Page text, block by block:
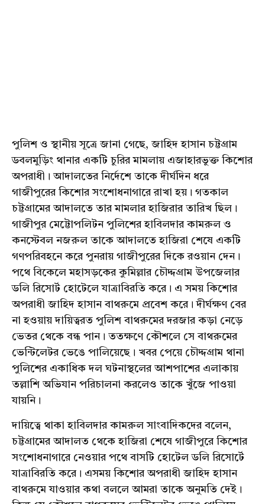
পুলিশ ও স্থানীয় সূত্রে জানা গেছে, জাহিদ হাসান চট্টগ্রাম
ডবলমুড়িং থানার একটি চুরির মামলায় এজাহারভুক্ত কিশোর
অপরাধী। আদালতের নির্দেশে তাকে দীর্ঘদিন ধরে
গাজীপুরের কিশোর সংশোধনাগারে রাখা হয়। গতকাল
চট্টগ্রামের আদালতে তার মামলার হাজিরার তারিখ ছিল।
গাজীপুর মেট্টোপলিটন পুলিশের হাবিলদার কামরুল ও
কনস্টেবল নজরুল তাকে আদালতে হাজিরা শেষে একটি
গণপরিবহনে করে পুনরায় গাজীপুরের দিকে রওয়ান দেন।
পথে বিকেলে মহাসড়কের কুমিল্লার চৌদ্দগ্রাম উপজেলার
ডলি রিসোর্ট হোটেলে যাত্রাবিরতি করে। এ সময় কিশোর
অপরাধী জাহিদ হাসান বাথরুমে প্রবেশ করে। দীর্ঘক্ষণ বের
না হওয়ায় দায়িত্বরত পুলিশ বাথরুমের দরজার কড়া নেড়ে
ভেতর থেকে বন্ধ পান। ততক্ষণে কৌশলে সে বাথরুমের
ভেন্টিলেটর ভেঙে পালিয়েছে। খবর পেয়ে চৌদ্দগ্রাম থানা
পুলিশের একাধিক দল ঘটনাস্থলের আশপাশের এলাকায়
তল্লাশি অভিযান পরিচালনা করলেও তাকে খুঁজে পাওয়া
যায়নি।
দায়িত্বে থাকা হাবিলদার কামরুল সাংবাদিকদের বলেন,
চট্টগ্রামের আদালত থেকে হাজিরা শেষে গাজীপুরে কিশোর
সংশোধনাগারে নেওয়ার পথে বাসটি হোটেল ডলি রিসোর্টে
যাত্রাবিরতি করে। এসময় কিশোর অপরাধী জাহিদ হাসান
বাথরুমে যাওয়ার কথা বললে আমরা তাকে অনুমতি দেই।